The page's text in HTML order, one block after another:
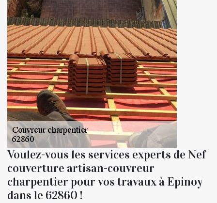
Voulez-vous les services experts de Nef
couverture artisan-couvreur
charpentier pour vos travaux à Epinoy
dans le 62860 !